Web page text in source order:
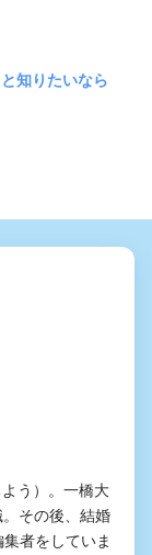
知りたいなら
う）。一橋大
その後、結婚
者をしていま